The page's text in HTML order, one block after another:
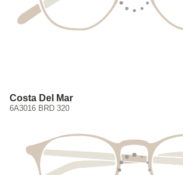
Costa Del Mar
6A3016 BRD 320